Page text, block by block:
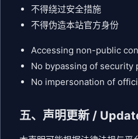
不得绕过安全措施
不得伪造本站官方身份
Accessing non-public
No bypassing of security
No impersonation of
五、声明更新 /